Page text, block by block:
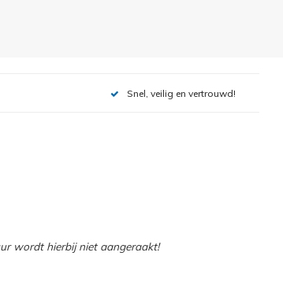
Snel, veilig en vertrouwd!
wordt hierbij niet aangeraakt!